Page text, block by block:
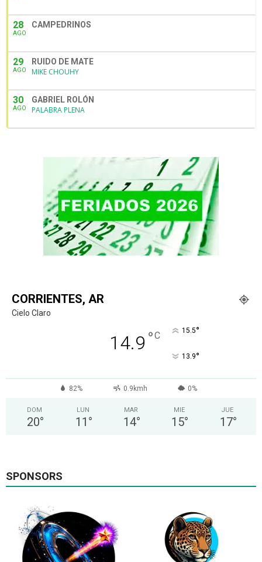
28
AGO
CAMPEDRINOS
29
AGO
RUIDO DE MATE
MIKE CHOUHY
30
AGO
GABRIEL ROLÓN
PALABRA PLENA
CORRIENTES, AR
Cielo Claro
14.9 °C 15.5°
13.9°
82% 0.9kmh 0%
DOM
20°
LUN
11 °
MAR
14°
MIE
15°
JUE
17°
SPONSORS